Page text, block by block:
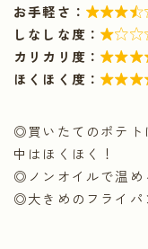
お手軽さ：
しなしな度：
カリカリ度：
ほくほく度：
◎買いたてのポテト
中はほくほく！
◎ノンオイルで温め
◎大きめのフライパ